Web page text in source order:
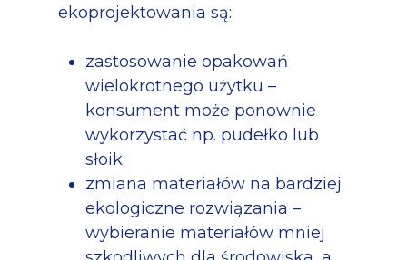
ekoprojektowania są:
zastosowanie opakowań
wielokrotnego użytku –
konsument może ponownie
wykorzystać np. pudełko lub
słoik;
zmiana materiałów na bardziej
ekologiczne rozwiązania –
wybieranie materiałów mniej